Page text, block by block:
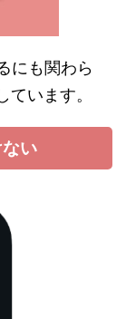
にも関わら
います。
い